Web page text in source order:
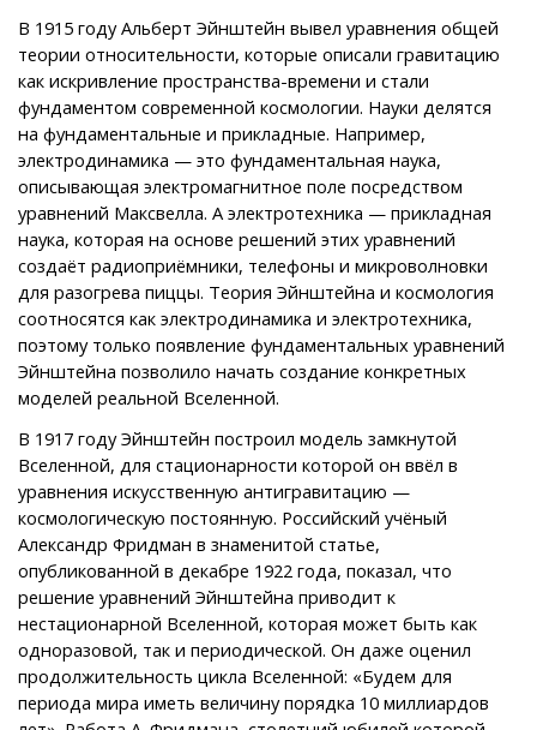
В 1915 году Альберт Эйнштейн вывел уравнения общей
теории относительности, которые описали гравитацию
как искривление пространства-времени и стали
фундаментом современной космологии. Науки делятся
на фундаментальные и прикладные. Например,
электродинамика — это фундаментальная наука,
описывающая электромагнитное поле посредством
уравнений Максвелла. А электротехника — прикладная
наука, которая на основе решений этих уравнений
создаёт радиоприёмники, телефоны и микроволновки
для разогрева пиццы. Теория Эйнштейна и космология
соотносятся как электродинамика и электротехника,
поэтому только появление фундаментальных уравнений
Эйнштейна позволило начать создание конкретных
моделей реальной Вселенной.
В 1917 году Эйнштейн построил модель замкнутой
Вселенной, для стационарности которой он ввёл в
уравнения искусственную антигравитацию —
космологическую постоянную. Российский учёный
Александр Фридман в знаменитой статье,
опубликованной в декабре 1922 года, показал, что
решение уравнений Эйнштейна приводит к
нестационарной Вселенной, которая может быть как
одноразовой, так и периодической. Он даже оценил
продолжительность цикла Вселенной: «Будем для
периода мира иметь величину порядка 10 миллиардов